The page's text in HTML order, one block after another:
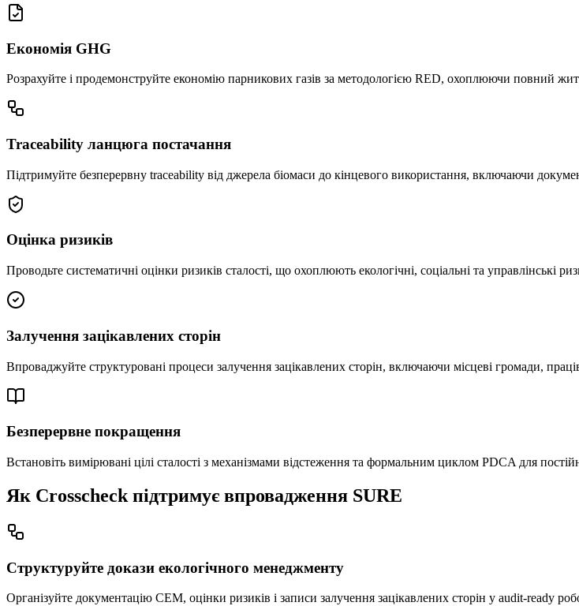
Економія GHG
Розрахуйте і продемонструйте економію парникових газів за методологією RED, охоплюючи повний
Traceability ланцюга постачання
Підтримуйте безперервну traceability від джерела біомаси до кінцевого використання, включаючи
Оцінка ризиків
Проводьте систематичні оцінки ризиків сталості, що охоплюють екологічні, соціальні та управлінські
Залучення зацікавлених сторін
Впроваджуйте структуровані процеси залучення зацікавлених сторін, включаючи місцеві громади,
Безперервне покращення
Встановіть вимірювані цілі сталості з механізмами відстеження та формальним циклом PDCA для
Як Crosscheck підтримує впровадження SURE
Структуруйте докази екологічного менеджменту
Організуйте документацію СЕМ, оцінки ризиків і записи залучення зацікавлених сторін у audit-ready